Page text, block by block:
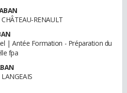
RENAULT
| Antée Formation - Préparation du
fpa